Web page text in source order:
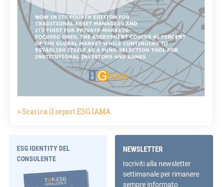
» Scarica il report ESG.IAMA
ESG IDENTITY DEL
CONSULENTE
NEWSLETTER
Iscriviti alla newsletter
settimanale per rimanere
sempre informato